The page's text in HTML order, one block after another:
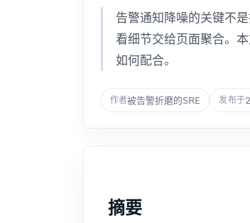
告警通知降噪的关键不
看细节交给页面聚合。
如何配合。
作者被告警折磨的SRE 发布于
摘要